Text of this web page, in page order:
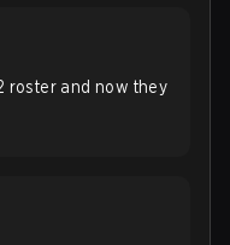
roster and now they